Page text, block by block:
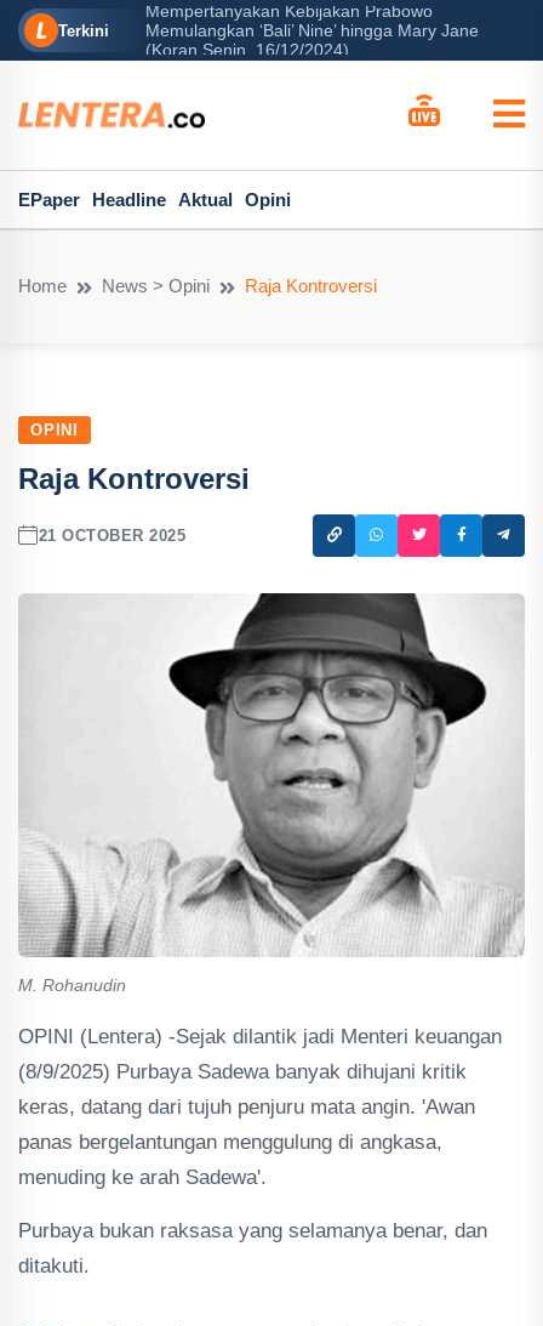
Terkini
Kebijakan Prabowo
Nine’ hingga Mary Jane
12/2024)
Peran Besar Tuhan…
EPaper Headline Aktual Opini
Home News > Opini Raja Kontroversi
OPINI
Raja Kontroversi
21 OCTOBER 2025
M. Rohanudin
OPINI (Lentera) -Sejak dilantik jadi Menteri keuangan
(8/9/2025) Purbaya Sadewa banyak dihujani kritik
keras, datang dari tujuh penjuru mata angin. 'Awan
panas bergelantungan menggulung di angkasa,
menuding ke arah Sadewa'.
Purbaya bukan raksasa yang selamanya benar, dan
ditakuti.